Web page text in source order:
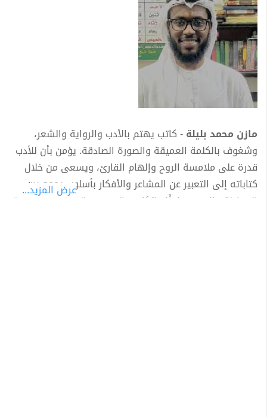
مازن محمد بليلة- كاتب يهتم بالأدب والرواية والشعر،
وشغوف بالكلمة العميقة والصورة الصادقة. يؤمن بأن للأدب
قدرة على ملامسة الروح وإلهام القارئ، ويسعى من خلال
كتاباته إلى التعبير عن المشاعر والأفكار بأسلوب يجمع بين
البساطة والعمق، باحثًا دائمًا عن المعنى والجمال في الكلمة
عرض المزيد...